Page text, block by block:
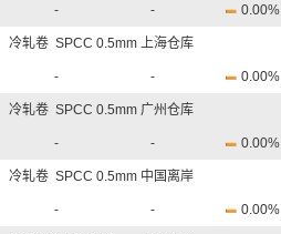
- - 0.00%
冷轧卷 SPCC 0.5mm 上海仓库
- - 0.00%
冷轧卷 SPCC 0.5mm 广州仓库
- - 0.00%
冷轧卷 SPCC 0.5mm 中国离岸
- - 0.00%